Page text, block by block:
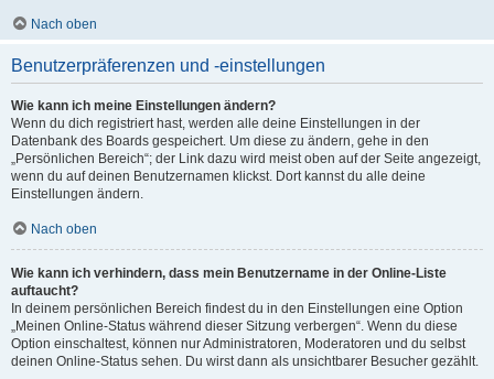
Nach oben
Benutzerpräferenzen und -einstellungen
Wie kann ich meine Einstellungen ändern?
Wenn du dich registriert hast, werden alle deine Einstellungen in der
Datenbank des Boards gespeichert. Um diese zu ändern, gehe in den
„Persönlichen Bereich“; der Link dazu wird meist oben auf der Seite angezeigt,
wenn du auf deinen Benutzernamen klickst. Dort kannst du alle deine
Einstellungen ändern.
Nach oben
Wie kann ich verhindern, dass mein Benutzername in der Online-Liste
auftaucht?
In deinem persönlichen Bereich findest du in den Einstellungen eine Option
„Meinen Online-Status während dieser Sitzung verbergen“. Wenn du diese
Option einschaltest, können nur Administratoren, Moderatoren und du selbst
deinen Online-Status sehen. Du wirst dann als unsichtbarer Besucher gezählt.